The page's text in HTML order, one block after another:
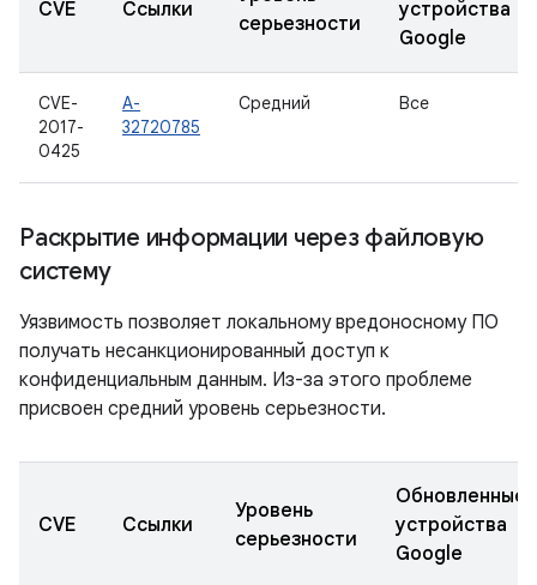
CVE Ссылки
серьезности
устройства
Google
CVE-
2017-
0425
A-
32720785
Средний Все
Раскрытие информации через файловую
систему
Уязвимость позволяет локальному вредоносному ПО
получать несанкционированный доступ к
конфиденциальным данным. Из-за этого проблеме
присвоен средний уровень серьезности.
CVE Ссылки
Уровень
серьезности
Обновленные
устройства
Google